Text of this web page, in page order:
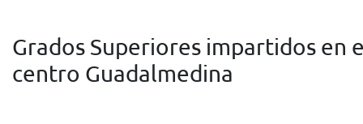
Grados Superiores impartidos en
centro Guadalmedina